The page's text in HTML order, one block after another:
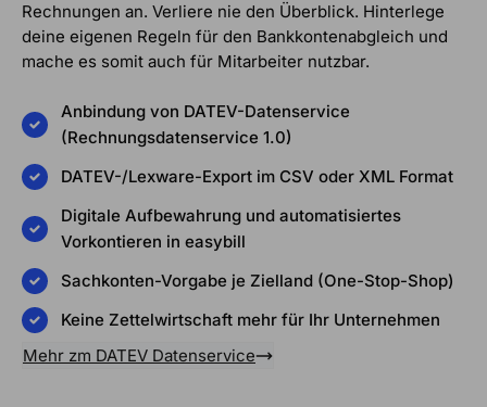
Rechnungen an. Verliere nie den Überblick. Hinterlege
deine eigenen Regeln für den Bankkontenabgleich und
mache es somit auch für Mitarbeiter nutzbar.
Anbindung von DATEV-Datenservice
(Rechnungsdatenservice 1.0)
DATEV-/Lexware-Export im CSV oder XML Format
Digitale Aufbewahrung und automatisiertes
Vorkontieren in easybill
Sachkonten-Vorgabe je Zielland (One-Stop-Shop)
Keine Zettelwirtschaft mehr für Ihr Unternehmen
Mehr zm DATEV Datenservice